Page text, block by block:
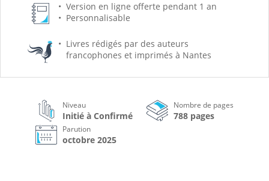
Version en ligne offerte pendant 1 an
Personnalisable
Livres rédigés par des auteurs
francophones et imprimés à Nantes
Niveau
Initié à Confirmé
Nombre de pages
788 pages
Parution
octobre 2025